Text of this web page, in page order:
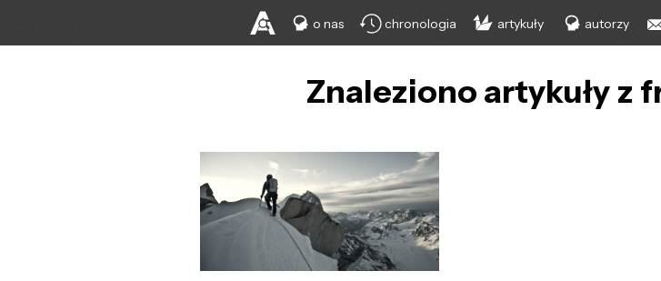
o nas chronologia artykuły autorzy
Znaleziono artykuły z